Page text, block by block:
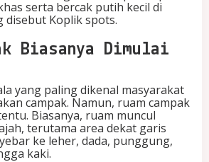
serta bercak putih kecil di
disebut Koplik spots.
Biasanya Dimulai
yang paling dikenal masyarakat
campak. Namun, ruam campak
Biasanya, ruam muncul
terutama area dekat garis
ke leher, dada, punggung,
kaki.